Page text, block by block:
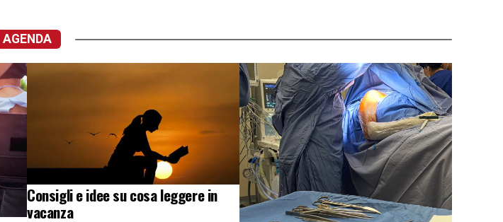
AGENDA
Consigli e idee su cosa leggere in
vacanza